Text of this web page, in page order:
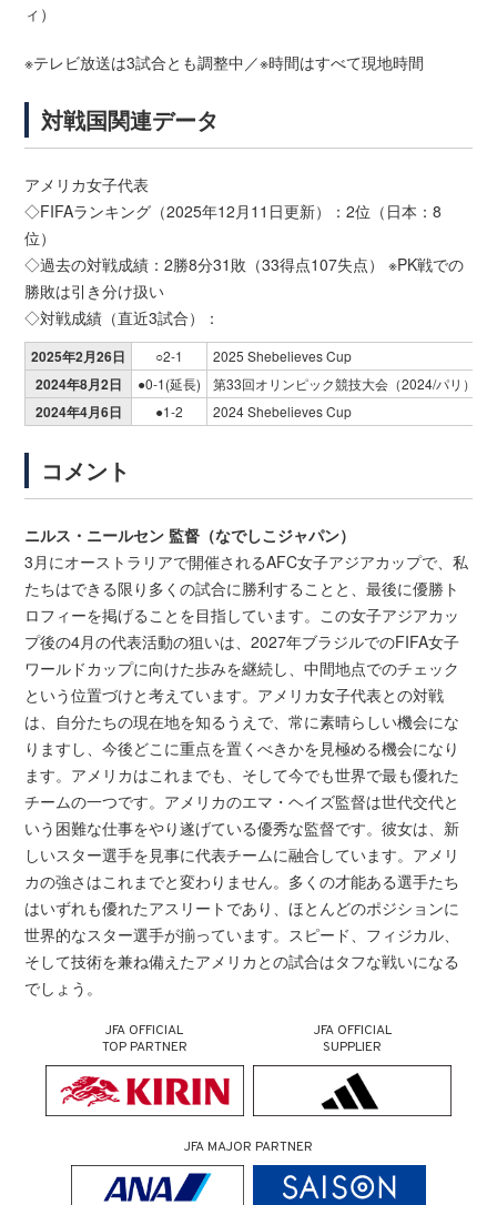
ィ）
※テレビ放送は3試合とも調整中／※時間はすべて現地時間
対戦国関連データ
アメリカ女子代表
◇FIFAランキング（2025年12月11日更新）：2位（日本：8
位）
◇過去の対戦成績：2勝8分31敗（33得点107失点） ※PK戦での
勝敗は引き分け扱い
◇対戦成績（直近3試合）：
2025年2月26日 ○2-1 2025 Shebelieves Cup
2024年8月2日 ●0-1(延長) 第33回オリンピック競技大会（2024/パリ）QF
2024年4月6日 ●1-2 2024 Shebelieves Cup
コメント
ニルス・ニールセン 監督（なでしこジャパン）
3月にオーストラリアで開催されるAFC女子アジアカップで、私
たちはできる限り多くの試合に勝利することと、最後に優勝ト
ロフィーを掲げることを目指しています。この女子アジアカッ
プ後の4月の代表活動の狙いは、2027年ブラジルでのFIFA女子
ワールドカップに向けた歩みを継続し、中間地点でのチェック
という位置づけと考えています。アメリカ女子代表との対戦
は、自分たちの現在地を知るうえで、常に素晴らしい機会にな
りますし、今後どこに重点を置くべきかを見極める機会になり
ます。アメリカはこれまでも、そして今でも世界で最も優れた
チームの一つです。アメリカのエマ・ヘイズ監督は世代交代と
いう困難な仕事をやり遂げている優秀な監督です。彼女は、新
しいスター選手を見事に代表チームに融合しています。アメリ
カの強さはこれまでと変わりません。多くの才能ある選手たち
はいずれも優れたアスリートであり、ほとんどのポジションに
世界的なスター選手が揃っています。スピード、フィジカル、
そして技術を兼ね備えたアメリカとの試合はタフな戦いになる
でしょう。
JFA OFFICIAL
TOP PARTNER
JFA OFFICIAL
SUPPLIER
JFA MAJOR PARTNER